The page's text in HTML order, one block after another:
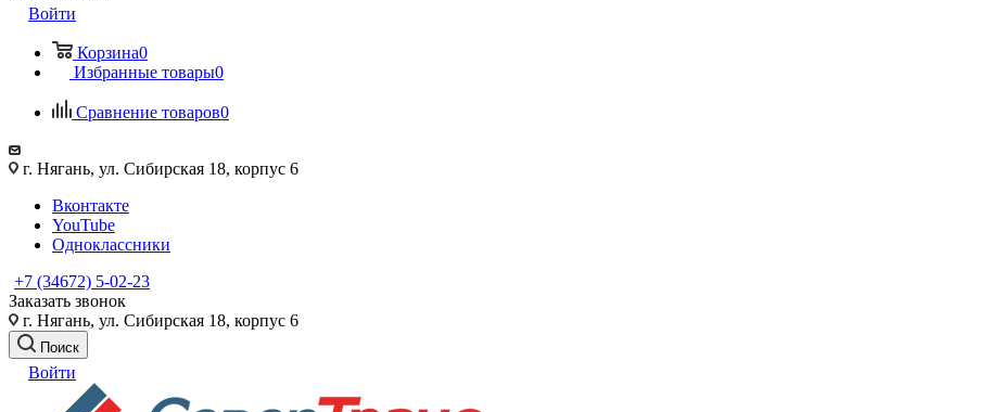
Войти
Корзина0
Избранные товары0
Сравнение товаров0
г. Нягань, ул. Сибирская 18, корпус 6
Вконтакте
YouTube
Одноклассники
+7 (34672) 5-02-23
Заказать звонок
г. Нягань, ул. Сибирская 18, корпус 6
Поиск
Войти